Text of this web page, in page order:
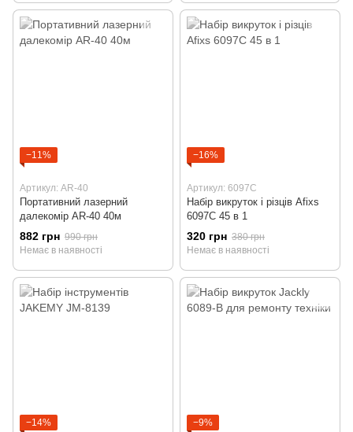
−11%
Артикул: AR-40
Портативний лазерний
далекомір AR-40 40м
882 грн 990 грн
Немає в наявності
−16%
Артикул: 6097C
Набір викруток і різців Afixs
6097C 45 в 1
320 грн 380 грн
Немає в наявності
−14% −9%